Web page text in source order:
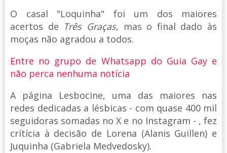
O casal "Loquinha" foi um dos maiores
acertos de Três Graças, mas o final dado às
moças não agradou a todos.
Entre no grupo de Whatsapp do Guia Gay e
não perca nenhuma notícia
A página Lesbocine, uma das maiores nas
redes dedicadas a lésbicas - com quase 400 mil
seguidoras somadas no X e no Instagram - , fez
crítícia à decisão de Lorena (Alanis Guillen) e
Juquinha (Gabriela Medvedosky).